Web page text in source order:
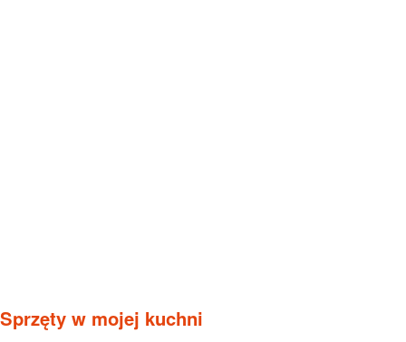
Sprzęty w mojej kuchni